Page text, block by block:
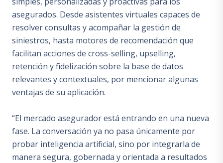
asegurados. Desde asistentes virtuales capaces de
resolver consultas y acompañar la gestión de
siniestros, hasta motores de recomendación que
facilitan acciones de cross-selling, upselling,
retención y fidelización sobre la base de datos
relevantes y contextuales, por mencionar algunas
ventajas de su aplicación.
“El mercado asegurador está entrando en una nueva
fase. La conversación ya no pasa únicamente por
probar inteligencia artificial, sino por integrarla de
manera segura, gobernada y orientada a resultados